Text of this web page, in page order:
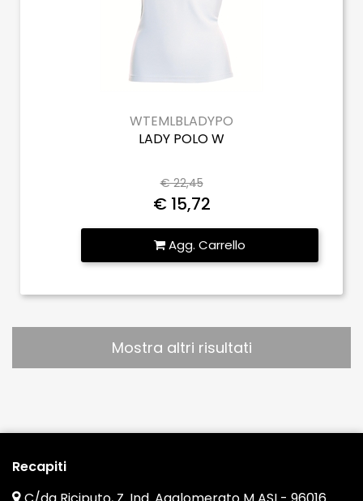
WTEMLBLADYPO
LADY POLO W
€ 22,45
€ 15,72
Quantità
Agg. Carrello
Mostra altri risultati
Recapiti